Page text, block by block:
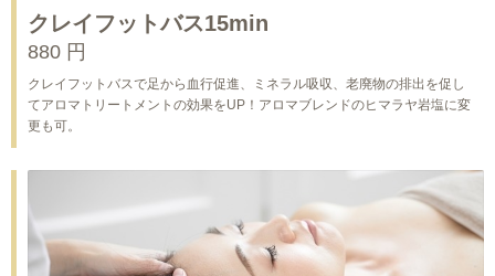
クレイフットバス15min
880 円
クレイフットバスで足から血行促進、ミネラル吸収、老廃物の排出を促し
てアロマトリートメントの効果をUP！アロマブレンドのヒマラヤ岩塩に変
更も可。